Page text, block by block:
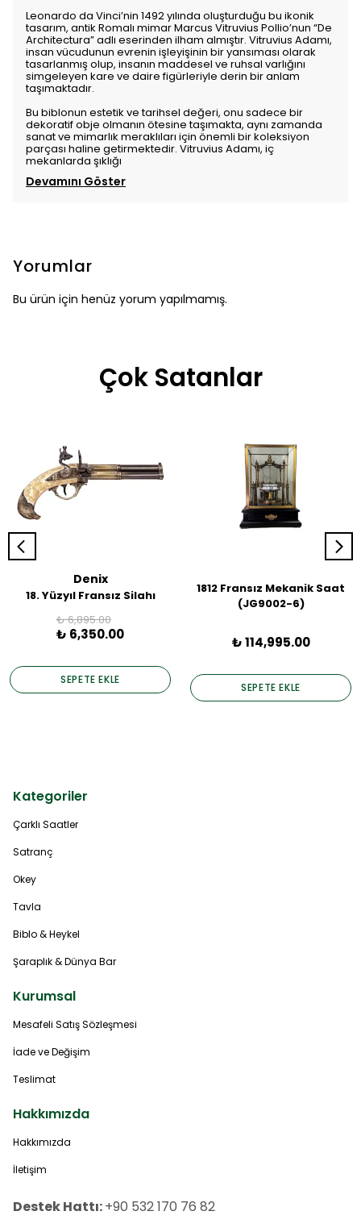
Leonardo da Vinci’nin 1492 yılında oluşturduğu bu ikonik
tasarım, antik Romalı mimar Marcus Vitruvius Pollio’nun “De
Architectura” adlı eserinden ilham almıştır. Vitruvius Adamı,
insan vücudunun evrenin işleyişinin bir yansıması olarak
tasarlanmış olup, insanın maddesel ve ruhsal varlığını
simgeleyen kare ve daire figürleriyle derin bir anlam
taşımaktadır.
Bu biblonun estetik ve tarihsel değeri, onu sadece bir
dekoratif obje olmanın ötesine taşımakta, aynı zamanda
sanat ve mimarlık meraklıları için önemli bir koleksiyon
parçası haline getirmektedir. Vitruvius Adamı, iç
mekanlarda şıklığı
Devamını Göster
Yorumlar
Bu ürün için henüz yorum yapılmamış.
Çok Satanlar
Denix
18. Yüzyıl Fransız Silahı
₺ 6,895.00
₺ 6,350.00
SEPETE EKLE
1812 Fransız Mekanik Saat
(JG9002-6)
₺ 114,995.00
SEPETE EKLE
Kategoriler
Çarklı Saatler
Satranç
Okey
Tavla
Biblo & Heykel
Şaraplık & Dünya Bar
Kurumsal
Mesafeli Satış Sözleşmesi
İade ve Değişim
Teslimat
Hakkımızda
Hakkımızda
İletişim
Destek Hattı:+90 532 170 76 82